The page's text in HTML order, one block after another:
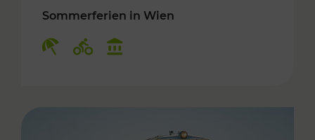
Sommerferien in Wien